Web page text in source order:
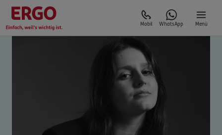
Mobil WhatsApp Menü